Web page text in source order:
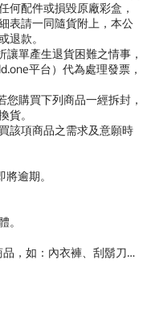
何配件或損毀原廠彩盒，
表請一同隨貨附上，本公
退款。
單產生退貨困難之情事，
平台）代為處理發票，
您購買下列商品一經拆封，
貨。
該項商品之需求及意願時
逾期。
。
，如：內衣褲、刮鬍刀…